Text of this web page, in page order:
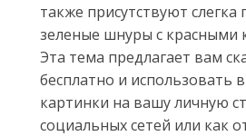
также присутствуют
зеленые шнуры с красными
Эта тема предлагает вам
бесплатно и использовать
картинки на вашу личную
социальных сетей или как